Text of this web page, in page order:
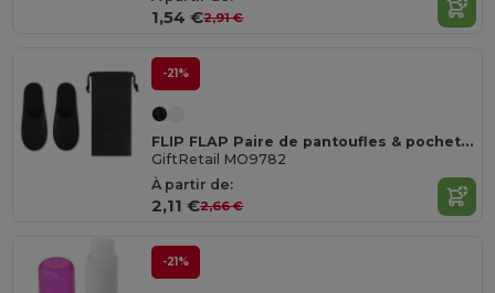
1,54 €2,91 €
-21%
FLIP FLAP Paire de pantoufles & pochette
GiftRetail MO9782
À partir de:
2,11 €2,66 €
-21%